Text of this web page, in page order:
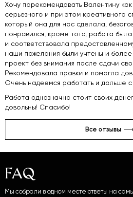
Хочу порекомендовать Валентину как
серьезного и при этом креативного
который она для нас сделала,
понравился, кроме того, работа
и соответствовала
наши пожелания были учтены и
проект без внимания после сдачи
Рекомендовала правки и помогла
Очень надеемся работать и дальше
Работа однозначно стоит своих
довольны! Спасибо!
Все отзывы
FAQ
Мы собрали в одном месте ответы на